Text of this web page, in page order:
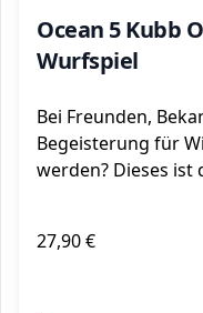
Ocean 5 Kubb
Wurfspiel
Bei Freunden,
Begeisterung für
werden? Dieses ist
27,90 €